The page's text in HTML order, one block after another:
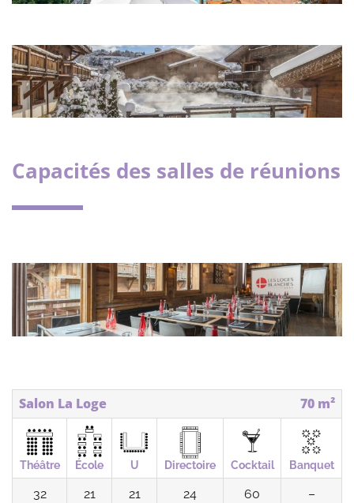
Capacités des salles de réunions
Salon La Loge 70 m²
Théâtre École U Directoire Cocktail Banquet
32 21 21 24 60 –